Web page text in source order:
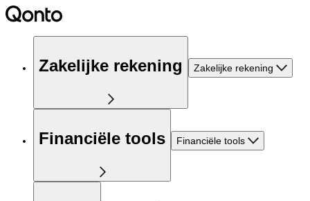
Zakelijke rekening Zakelijke rekening
Financiële tools Financiële tools